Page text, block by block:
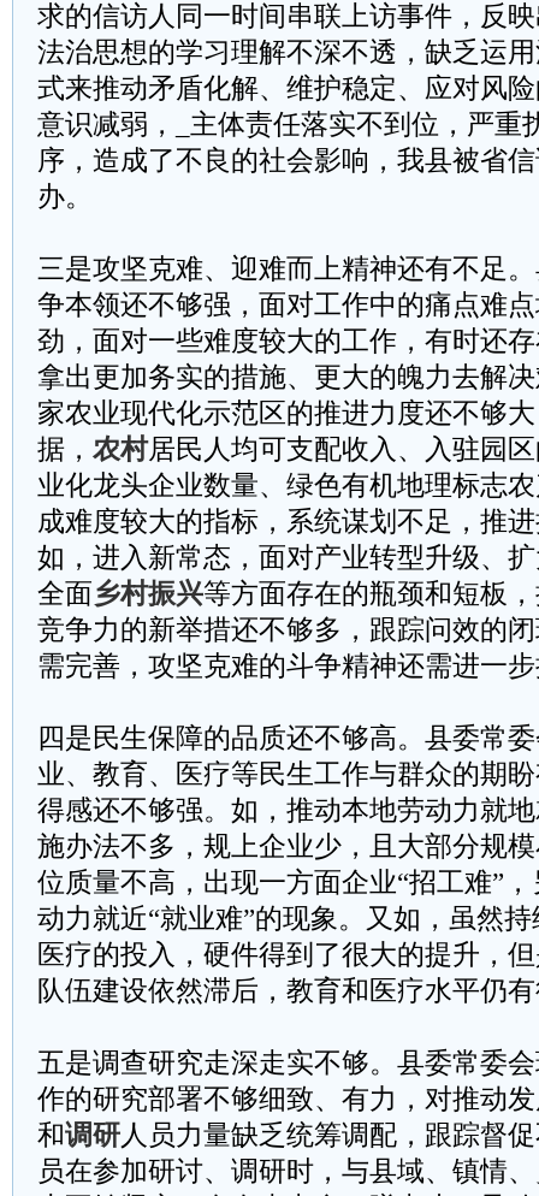
求的信访人同一时间串联上访事件，反
法治思想的学习理解不深不透，缺乏运
式来推动矛盾化解、维护稳定、应对风
意识减弱，_主体责任落实不到位，严重
序，造成了不良的社会影响，我县被省
办。
三是攻坚克难、迎难而上精神还有不足
争本领还不够强，面对工作中的痛点难
劲，面对一些难度较大的工作，有时还
拿出更加务实的措施、更大的魄力去解
家农业现代化示范区的推进力度还不够
据， 农村居民人均可支配收入、入驻园
业化龙头企业数量、绿色有机地理标志
成难度较大的指标，系统谋划不足，推
如，进入新常态，面对产业转型升级、
全面乡村振兴等方面存在的瓶颈和短板
竞争力的新举措还不够多，跟踪问效的
需完善，攻坚克难的斗争精神还需进一
四是民生保障的品质还不够高。县委常
业、教育、医疗等民生工作与群众的期
得感还不够强。如，推动本地劳动力就
施办法不多，规上企业少，且大部分规
位质量不高，出现一方面企业“招工难”
动力就近“就业难”的现象。又如，虽然
医疗的投入，硬件得到了很大的提升，
队伍建设依然滞后，教育和医疗水平仍
五是调查研究走深走实不够。县委常委
作的研究部署不够细致、有力，对推动
和调研人员力量缺乏统筹调配，跟踪督
员在参加研讨、调研时，与县域、镇情